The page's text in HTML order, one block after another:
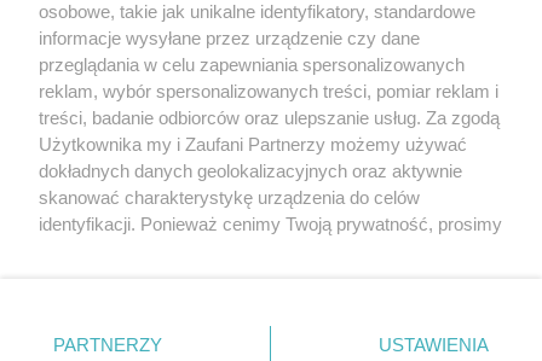
Nie zapomnij
zapoznać się z:
polityką prywatności regulamin korzystania z portali
Twojemiasto
Piekary Śląskie
Chorzów
Tarnowskie Góry
Gliwice
Skontaktuj sięz nami
Kontakt
Wydawca
Pogoda
osobowe, takie jak unikalne identyfikatory, standardowe
informacje wysyłane przez urządzenie czy dane
przeglądania w celu zapewniania spersonalizowanych
reklam, wybór spersonalizowanych treści, pomiar reklam i
treści, badanie odbiorców oraz ulepszanie usług. Za zgodą
Użytkownika my i Zaufani Partnerzy możemy używać
dokładnych danych geolokalizacyjnych oraz aktywnie
skanować charakterystykę urządzenia do celów
identyfikacji. Ponieważ cenimy Twoją prywatność, prosimy
prywatności znajdujący się w lewym dolnym rogu strony
PARTNERZY USTAWIENIA